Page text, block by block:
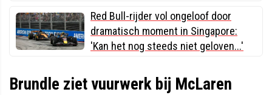
Red Bull-rijder vol ongeloof door
dramatisch moment in Singapore:
'Kan het nog steeds niet geloven...'
Brundle ziet vuurwerk bij McLaren